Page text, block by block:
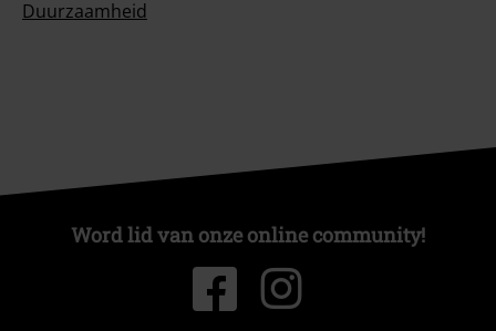
Duurzaamheid
Word lid van onze online community!